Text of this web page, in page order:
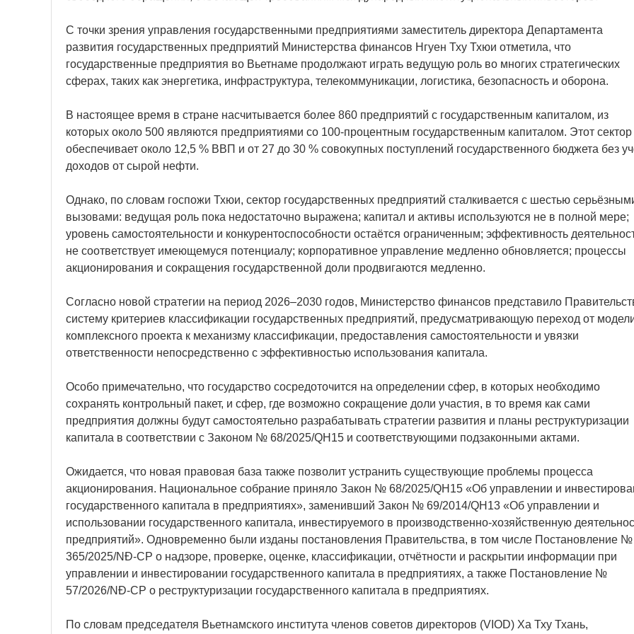
С точки зрения управления государственными предприятиями заместитель директора Департамента
развития государственных предприятий Министерства финансов Нгуен Тху Тхюи отметила, что
государственные предприятия во Вьетнаме продолжают играть ведущую роль во многих стратегических
сферах, таких как энергетика, инфраструктура, телекоммуникации, логистика, безопасность и оборона.
В настоящее время в стране насчитывается более 860 предприятий с государственным капиталом, из
которых около 500 являются предприятиями со 100-процентным государственным капиталом. Этот сектор
обеспечивает около 12,5 % ВВП и от 27 до 30 % совокупных поступлений государственного бюджета без
доходов от сырой нефти.
Однако, по словам госпожи Тхюи, сектор государственных предприятий сталкивается с шестью
вызовами: ведущая роль пока недостаточно выражена; капитал и активы используются не в полной мере;
уровень самостоятельности и конкурентоспособности остаётся ограниченным; эффективность
не соответствует имеющемуся потенциалу; корпоративное управление медленно обновляется; процессы
акционирования и сокращения государственной доли продвигаются медленно.
Согласно новой стратегии на период 2026–2030 годов, Министерство финансов представило
систему критериев классификации государственных предприятий, предусматривающую переход от
комплексного проекта к механизму классификации, предоставления самостоятельности и увязки
ответственности непосредственно с эффективностью использования капитала.
Особо примечательно, что государство сосредоточится на определении сфер, в которых необходимо
сохранять контрольный пакет, и сфер, где возможно сокращение доли участия, в то время как сами
предприятия должны будут самостоятельно разрабатывать стратегии развития и планы реструктуризации
капитала в соответствии с Законом № 68/2025/QH15 и соответствующими подзаконными актами.
Ожидается, что новая правовая база также позволит устранить существующие проблемы процесса
акционирования. Национальное собрание приняло Закон № 68/2025/QH15 «Об управлении и
государственного капитала в предприятиях», заменивший Закон № 69/2014/QH13 «Об управлении и
использовании государственного капитала, инвестируемого в производственно-хозяйственную
предприятий». Одновременно были изданы постановления Правительства, в том числе Постановление №
365/2025/NĐ-CP о надзоре, проверке, оценке, классификации, отчётности и раскрытии информации при
управлении и инвестировании государственного капитала в предприятиях, а также Постановление №
57/2026/NĐ-CP о реструктуризации государственного капитала в предприятиях.
По словам председателя Вьетнамского института членов советов директоров (VIOD) Ха Тху Тхань,